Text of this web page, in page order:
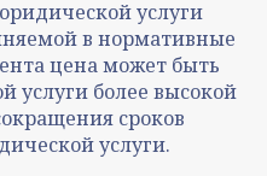
услуги
в нормативные
цена может быть
услуги более высокой
сроков
услуги.